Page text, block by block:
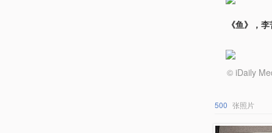
《鱼》，
© iDaily
500 张照片